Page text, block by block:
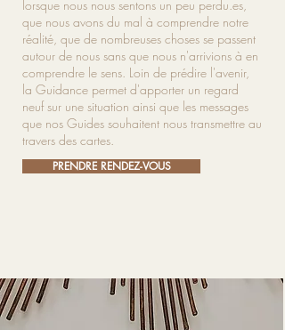
lorsque nous nous sentons un peu perdu.es,
que nous avons du mal à comprendre notre
réalité, que de nombreuses choses se passent
autour de nous sans que nous n'arrivions à en
comprendre le sens. Loin de prédire l'avenir,
la Guidance permet d'apporter un regard
neuf sur une situation ainsi que les messages
que nos Guides souhaitent nous transmettre au
travers des cartes.
. PRENDRE RENDEZ-VOUS